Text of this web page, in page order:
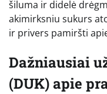
šiluma ir didelė
akimirksniu sukurs
ir privers pamiršti
Dažniausiai
(DUK) apie